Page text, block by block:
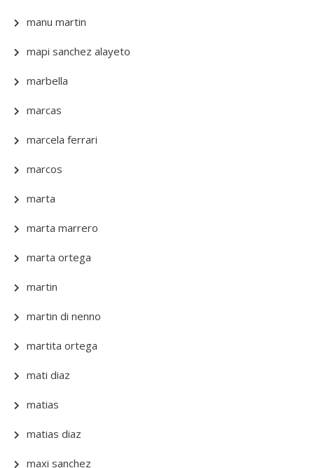
manu martin
mapi sanchez alayeto
marbella
marcas
marcela ferrari
marcos
marta
marta marrero
marta ortega
martin
martin di nenno
martita ortega
mati diaz
matias
matias diaz
maxi sanchez